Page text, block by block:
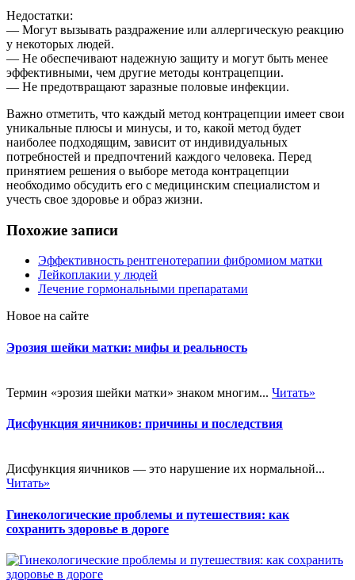
Недостатки:
— Могут вызывать раздражение или аллергическую реакцию
у некоторых людей.
— Не обеспечивают надежную защиту и могут быть менее
эффективными, чем другие методы контрацепции.
— Не предотвращают заразные половые инфекции.
Важно отметить, что каждый метод контрацепции имеет свои
уникальные плюсы и минусы, и то, какой метод будет
наиболее подходящим, зависит от индивидуальных
потребностей и предпочтений каждого человека. Перед
принятием решения о выборе метода контрацепции
необходимо обсудить его с медицинским специалистом и
учесть свое здоровье и образ жизни.
Похожие записи
Эффективность рентгенотерапии фибромиом матки
Лейкоплакии у людей
Лечение гормональными препаратами
Новое на сайте
Эрозия шейки матки: мифы и реальность
Термин «эрозия шейки матки» знаком многим... Читать»
Дисфункция яичников: причины и последствия
Дисфункция яичников — это нарушение их нормальной...
Читать»
Гинекологические проблемы и путешествия: как
сохранить здоровье в дороге